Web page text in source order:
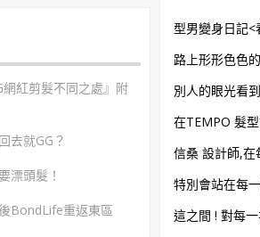
型男變身日記<
路上形形色色
別人的眼光看
在TEMPO 髮
信桑 設計師,在
特別會站在每
這之間 ! 對每
紅剪髮不同之處』附
去就GG？
漂頭髮！
BondLife重返東區